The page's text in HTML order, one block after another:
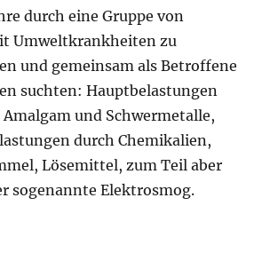
durch eine Gruppe von
Umweltkrankheiten zu
und gemeinsam als Betroffene
suchten: Hauptbelastungen
und Schwermetalle,
durch Chemikalien,
Lösemittel, zum Teil aber
sogenannte Elektrosmog.
neuen Büroräume“